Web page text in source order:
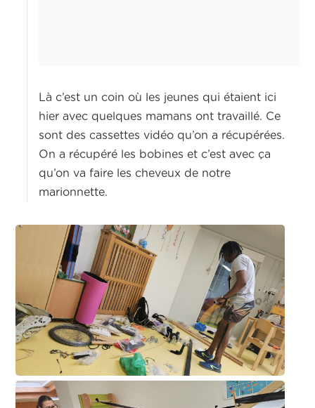
Là c’est un coin où les jeunes qui étaient ici
hier avec quelques mamans ont travaillé. Ce
sont des cassettes vidéo qu’on a récupérées.
On a récupéré les bobines et c’est avec ça
qu’on va faire les cheveux de notre
marionnette.